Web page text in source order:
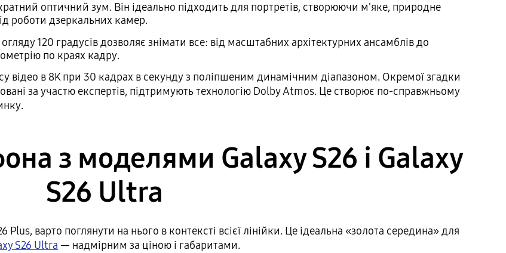
оптичний зум. Він ідеально підходить для портретів, створюючи м'яке, природне
роботи дзеркальних камер.
120 градусів дозволяє знімати все: від масштабних архітектурних ансамблів до
по краях кадру.
відео в 8K при 30 кадрах в секунду з поліпшеним динамічним діапазоном. Окремої згадки
за участю експертів, підтримують технологію Dolby Atmos. Це створює по-справжньому
з моделями Galaxy S26 і Galaxy
S26 Ultra
варто поглянути на нього в контексті всієї лінійки. Це ідеальна «золота середина» для
S26 Ultra — надмірним за ціною і габаритами.